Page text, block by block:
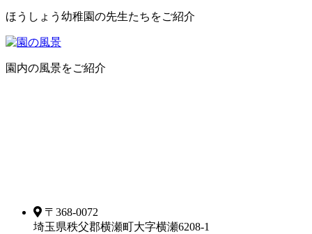
ほうしょう幼稚園の先生たちをご紹介
園内の風景をご紹介
〒368-0072
埼玉県秩父郡横瀬町大字横瀬6208-1